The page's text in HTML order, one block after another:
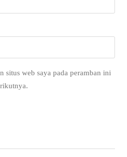
situs web saya pada peramban ini